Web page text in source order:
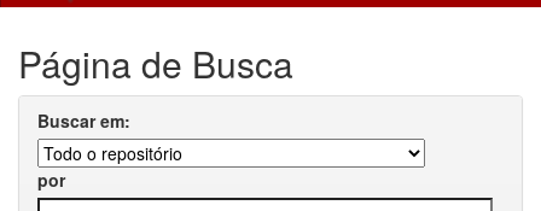
Página de Busca
Buscar em:
por